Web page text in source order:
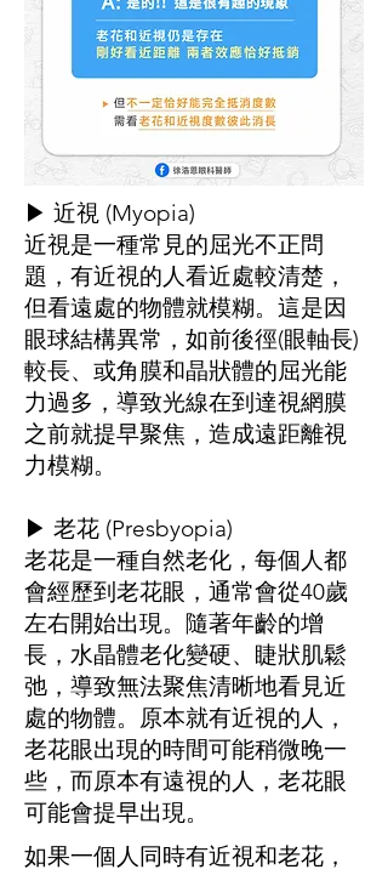
▶ 近視 (Myopia)
近視是一種常見的屈光不正問
題，有近視的人看近處較清楚，
但看遠處的物體就模糊。這是因
眼球結構異常，如前後徑(眼軸長)
較長、或角膜和晶狀體的屈光能
力過多，導致光線在到達視網膜
之前就提早聚焦，造成遠距離視
力模糊。
▶ 老花 (Presbyopia)
老花是一種自然老化，每個人都
會經歷到老花眼，通常會從40歲
左右開始出現。隨著年齡的增
長，水晶體老化變硬、睫狀肌鬆
弛，導致無法聚焦清晰地看見近
處的物體。原本就有近視的人，
老花眼出現的時間可能稍微晚一
些，而原本有遠視的人，老花眼
可能會提早出現。
如果一個人同時有近視和老花，